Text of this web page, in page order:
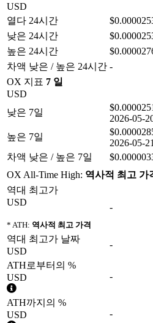
USD
열다 24시간
낮은 24시간
높은 24시간
차액 낮은 / 높은 24시간 -
OX 지표 7 일
USD
낮은 7일
2026-05-
높은 7일
2026-05-
차액 낮은 / 높은 7일
OX All-Time High: 역사적 최고 가
역대 최고가
USD
* ATH: 역사적 최고 가격
-
역대 최고가 날짜
USD
-
ATH로부터의 %
USD
-
ATH까지의 %
USD
-